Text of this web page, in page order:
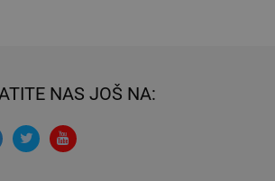
NAS JOŠ NA: